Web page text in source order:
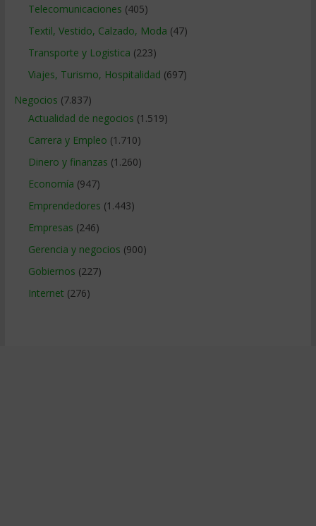
Telecomunicaciones (405)
Textil, Vestido, Calzado, Moda (47)
Transporte y Logistica (223)
Viajes, Turismo, Hospitalidad (697)
Negocios (7.837)
Actualidad de negocios (1.519)
Carrera y Empleo (1.710)
Dinero y finanzas (1.260)
Economía (947)
Emprendedores (1.443)
Empresas (246)
Gerencia y negocios (900)
Gobiernos (227)
Internet (276)